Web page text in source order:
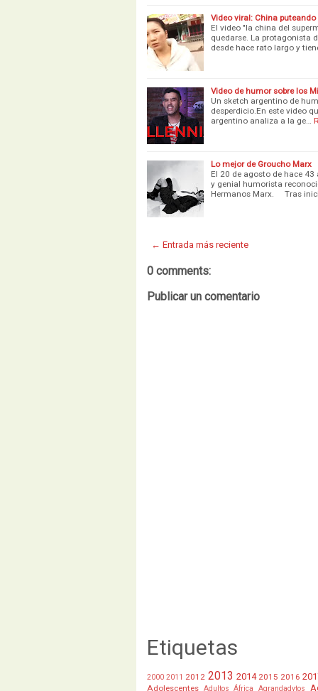
Video viral: China
El video "la china del
quedarse. La protagonista
desde hace rato largo y
Video de humor sobre los
Un sketch argentino de
desperdicio.En este video
argentino analiza a la ge…
Lo mejor de Groucho Marx
El 20 de agosto de hace
y genial humorista
Hermanos Marx. ⠀ Tras
← Entrada más reciente
0 comments:
Publicar un comentario
Etiquetas
2000 2011 2012 2013 2014 2015 2016
Adolescentes Adultos África Agrandadytos